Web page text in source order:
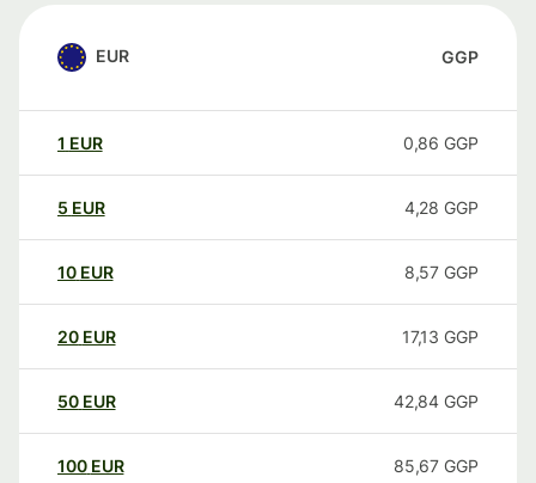
EUR GGP
1 EUR 0,86 GGP
5 EUR 4,28 GGP
10 EUR 8,57 GGP
20 EUR 17,13 GGP
50 EUR 42,84 GGP
100 EUR 85,67 GGP